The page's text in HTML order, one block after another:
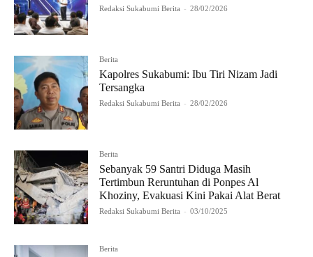
Redaksi Sukabumi Berita - 28/02/2026
Berita
Kapolres Sukabumi: Ibu Tiri Nizam Jadi
Tersangka
Redaksi Sukabumi Berita - 28/02/2026
Berita
Sebanyak 59 Santri Diduga Masih
Tertimbun Reruntuhan di Ponpes Al
Khoziny, Evakuasi Kini Pakai Alat Berat
Redaksi Sukabumi Berita - 03/10/2025
Berita